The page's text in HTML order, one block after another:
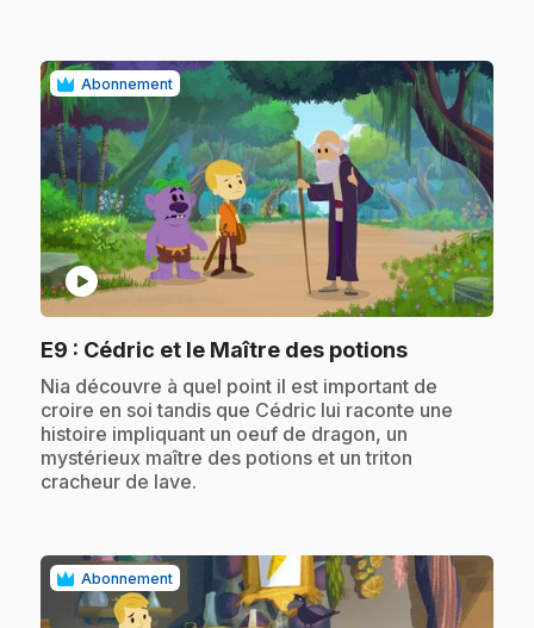
Abonnement
play_circle
E9 : Cédric et le Maître des potions.
.Nia découvre à quel point il est important de
croire en soi tandis que Cédric lui raconte une
histoire impliquant un oeuf de dragon, un
mystérieux maître des potions et un triton
cracheur de lave.
Abonnement